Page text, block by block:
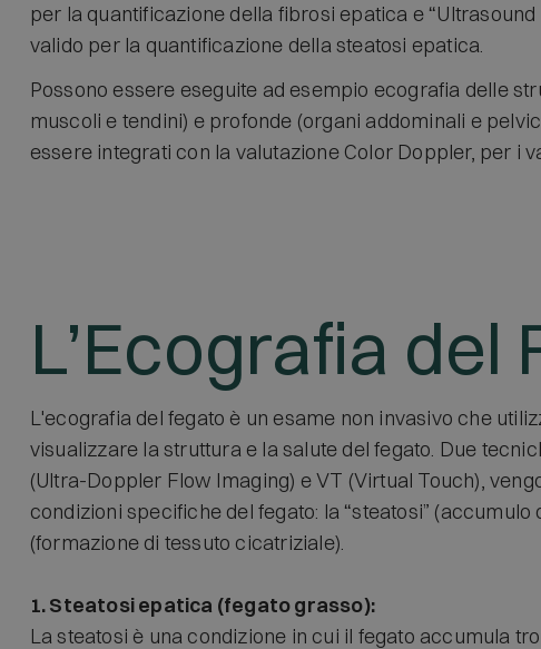
per la quantificazione della fibrosi epatica e “Ultrasound
valido per la quantificazione della steatosi epatica.
Possono essere eseguite ad esempio ecografia delle
muscoli e tendini) e profonde (organi addominali e
essere integrati con la valutazione Color Doppler, per i
L’Ecografia del
L'ecografia del fegato è un esame non invasivo che
visualizzare la struttura e la salute del fegato. Due
(Ultra-Doppler Flow Imaging) e VT (Virtual Touch),
condizioni specifiche del fegato: la “steatosi” (accumulo
(formazione di tessuto cicatriziale).
1. Steatosi epatica (fegato grasso):
La steatosi è una condizione in cui il fegato accumula